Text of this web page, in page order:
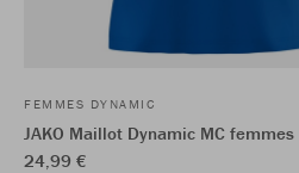
FEMMES DYNAMIC
JAKO Maillot Dynamic MC femmes
24,99 €